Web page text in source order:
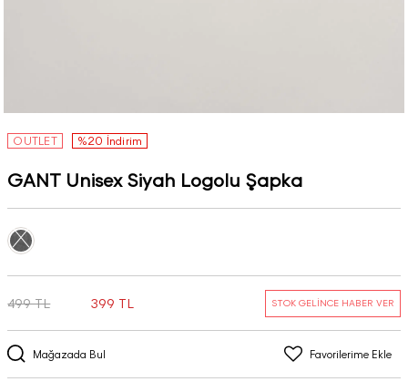
OUTLET %20 İndirim
GANT Unisex Siyah Logolu Şapka
Mağazada Bul Favorilerime Ekle
499 TL 399 TL STOK GELİNCE HABER VER